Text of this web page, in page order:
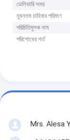
ডেলিভারি সময়
ন্যূনতম চাহিদার পরিমাণ
পরিচিতিমুলক নাম
পরিশোধের শর্ত
Mrs. Alesa